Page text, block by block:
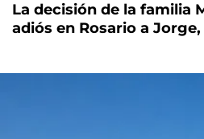
La decisión de la familia
adiós en Rosario a